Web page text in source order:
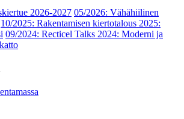
2026-2027 05/2026: Vähähiilinen
10/2025: Rakentamisen kiertotalous 2025:
09/2024: Recticel Talks 2024: Moderni ja